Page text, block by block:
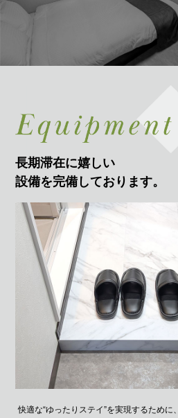
長期滞在に嬉しい
設備を完備しております。
快適な“ゆったりステイ”を実現するために、